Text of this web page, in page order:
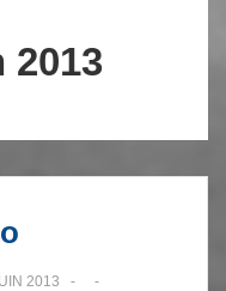
2013
2013